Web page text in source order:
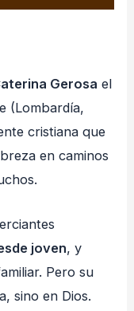
Gerosa el
(Lombardía,
cristiana que
en caminos
joven, y
Pero su
sino en Dios.